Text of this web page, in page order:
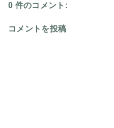
0 件のコメント:
コメントを投稿